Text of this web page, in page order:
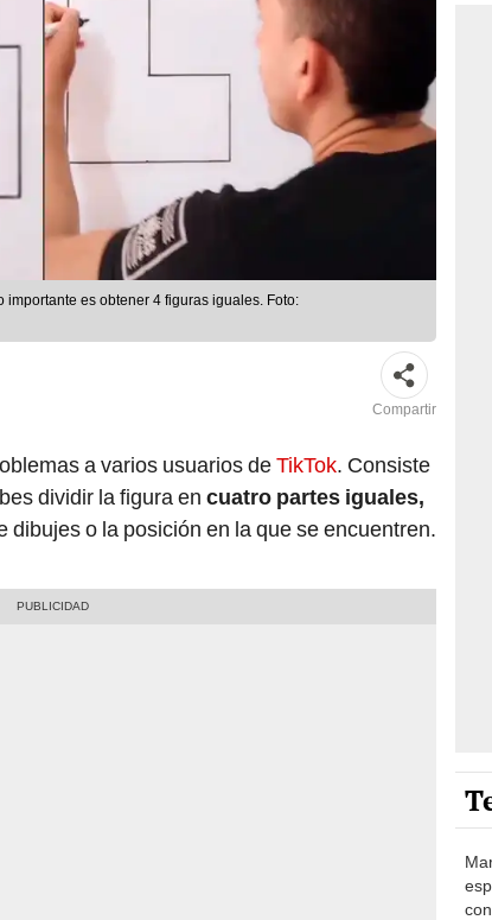
es obtener 4 figuras iguales. Foto:
Compartir
a varios usuarios deTikTok. Consiste
dividir la figura en cuatro partes iguales,
o la posición en la que se encuentren.